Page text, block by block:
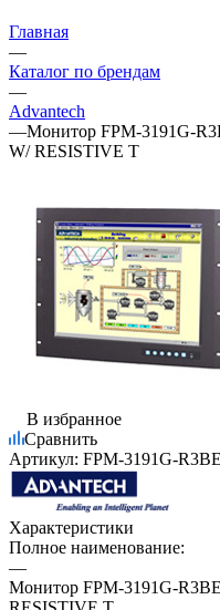
Главная
—
Каталог по брендам
—
Advantech
—Монитор FPM-3191G-
W/ RESISTIVE T
В избранное
Сравнить
Артикул: FPM-3191G-R3BE
Характеристики
Полное наименование:
—
Монитор FPM-3191G-